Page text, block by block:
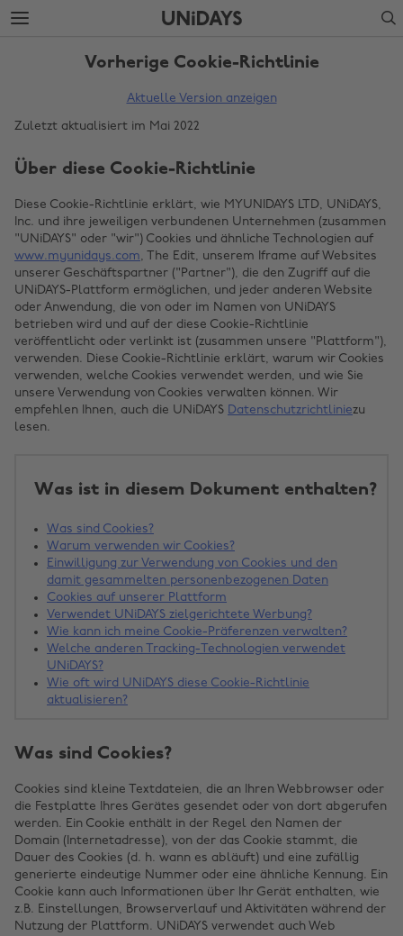
Weiter
zur
Fußzeile
überspringen
Search
Vorherige Cookie-Richtlinie
Aktuelle Version anzeigen
Zuletzt aktualisiert im Mai 2022
Über diese Cookie-Richtlinie
Diese Cookie-Richtlinie erklärt, wie MYUNIDAYS LTD, UNiDAYS,
Inc. und ihre jeweiligen verbundenen Unternehmen (zusammen
"UNiDAYS" oder "wir") Cookies und ähnliche Technologien auf
www.myunidays.com, The Edit, unserem Iframe auf Websites
unserer Geschäftspartner ("Partner"), die den Zugriff auf die
UNiDAYS-Plattform ermöglichen, und jeder anderen Website
oder Anwendung, die von oder im Namen von UNiDAYS
betrieben wird und auf der diese Cookie-Richtlinie
veröffentlicht oder verlinkt ist (zusammen unsere "Plattform"),
verwenden. Diese Cookie-Richtlinie erklärt, warum wir Cookies
verwenden, welche Cookies verwendet werden, und wie Sie
unsere Verwendung von Cookies verwalten können. Wir
empfehlen Ihnen, auch die UNiDAYS Datenschutzrichtliniezu
lesen.
Was ist in diesem Dokument enthalten?
Was sind Cookies?
Warum verwenden wir Cookies?
Einwilligung zur Verwendung von Cookies und den
damit gesammelten personenbezogenen Daten
Cookies auf unserer Plattform
Verwendet UNiDAYS zielgerichtete Werbung?
Wie kann ich meine Cookie-Präferenzen verwalten?
Welche anderen Tracking-Technologien verwendet
UNiDAYS?
Wie oft wird UNiDAYS diese Cookie-Richtlinie
aktualisieren?
Was sind Cookies?
Cookies sind kleine Textdateien, die an Ihren Webbrowser oder
die Festplatte Ihres Gerätes gesendet oder von dort abgerufen
werden. Ein Cookie enthält in der Regel den Namen der
Domain (Internetadresse), von der das Cookie stammt, die
Dauer des Cookies (d. h. wann es abläuft) und eine zufällig
generierte eindeutige Nummer oder eine ähnliche Kennung. Ein
Cookie kann auch Informationen über Ihr Gerät enthalten, wie
z.B. Einstellungen, Browserverlauf und Aktivitäten während der
Nutzung der Plattform. UNiDAYS verwendet auch Web